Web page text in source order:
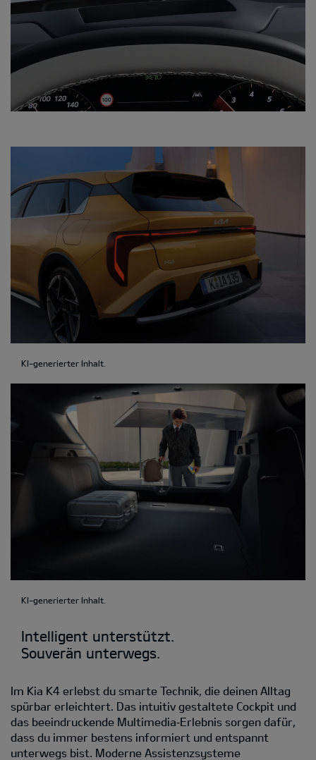
KI-generierter Inhalt.
KI-generierter Inhalt.
Intelligent unterstützt.
Souverän unterwegs.
Im Kia K4 erlebst du smarte Technik, die deinen Alltag
spürbar erleichtert. Das intuitiv gestaltete Cockpit und
das beeindruckende Multimedia‑Erlebnis sorgen dafür,
dass du immer bestens informiert und entspannt
unterwegs bist. Moderne Assistenzsysteme